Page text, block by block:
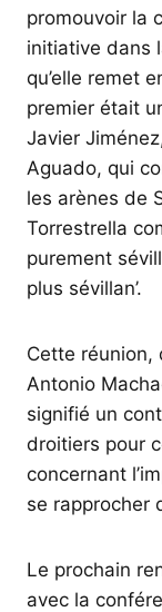
promouvoir la
initiative dans
qu’elle remet
premier était
Javier
Aguado, qui
les arènes de
Torrestrella
purement
plus sévillan’.
Cette réunion,
Antonio
signifié un
droitiers pour
concernant
se rapprocher
Le prochain
avec la